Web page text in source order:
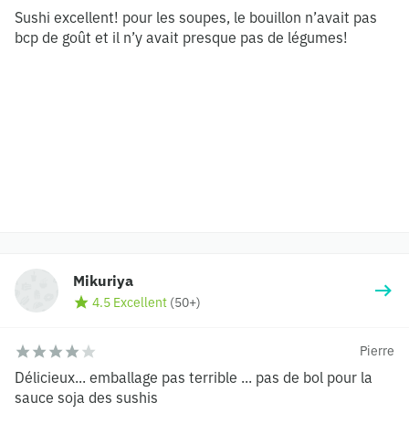
Sushi excellent! pour les soupes, le bouillon n’avait pas
bcp de goût et il n’y avait presque pas de légumes!
Mikuriya
4.5 Excellent (50+)
Pierre
Délicieux... emballage pas terrible ... pas de bol pour la
sauce soja des sushis